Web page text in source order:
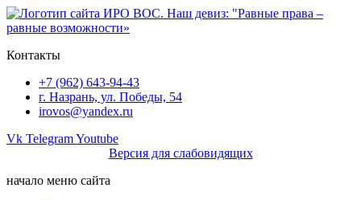
Перейти
к
Контакты
+7 (962) 643-94-43
г. Назрань, ул. Победы, 54
irovos@yandex.ru
Vk TelegramYoutube
Версия для слабовидящих
начало меню сайта